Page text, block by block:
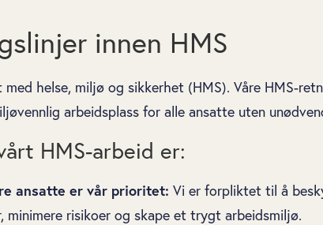
innen HMS
med helse, miljø og sikkerhet (HMS). Våre HMS-
arbeidsplass for alle ansatte uten
HMS-arbeid er:
ansatte er vår prioritet: Vi er forpliktet til å
minimere risikoer og skape et trygt arbeidsmiljø.